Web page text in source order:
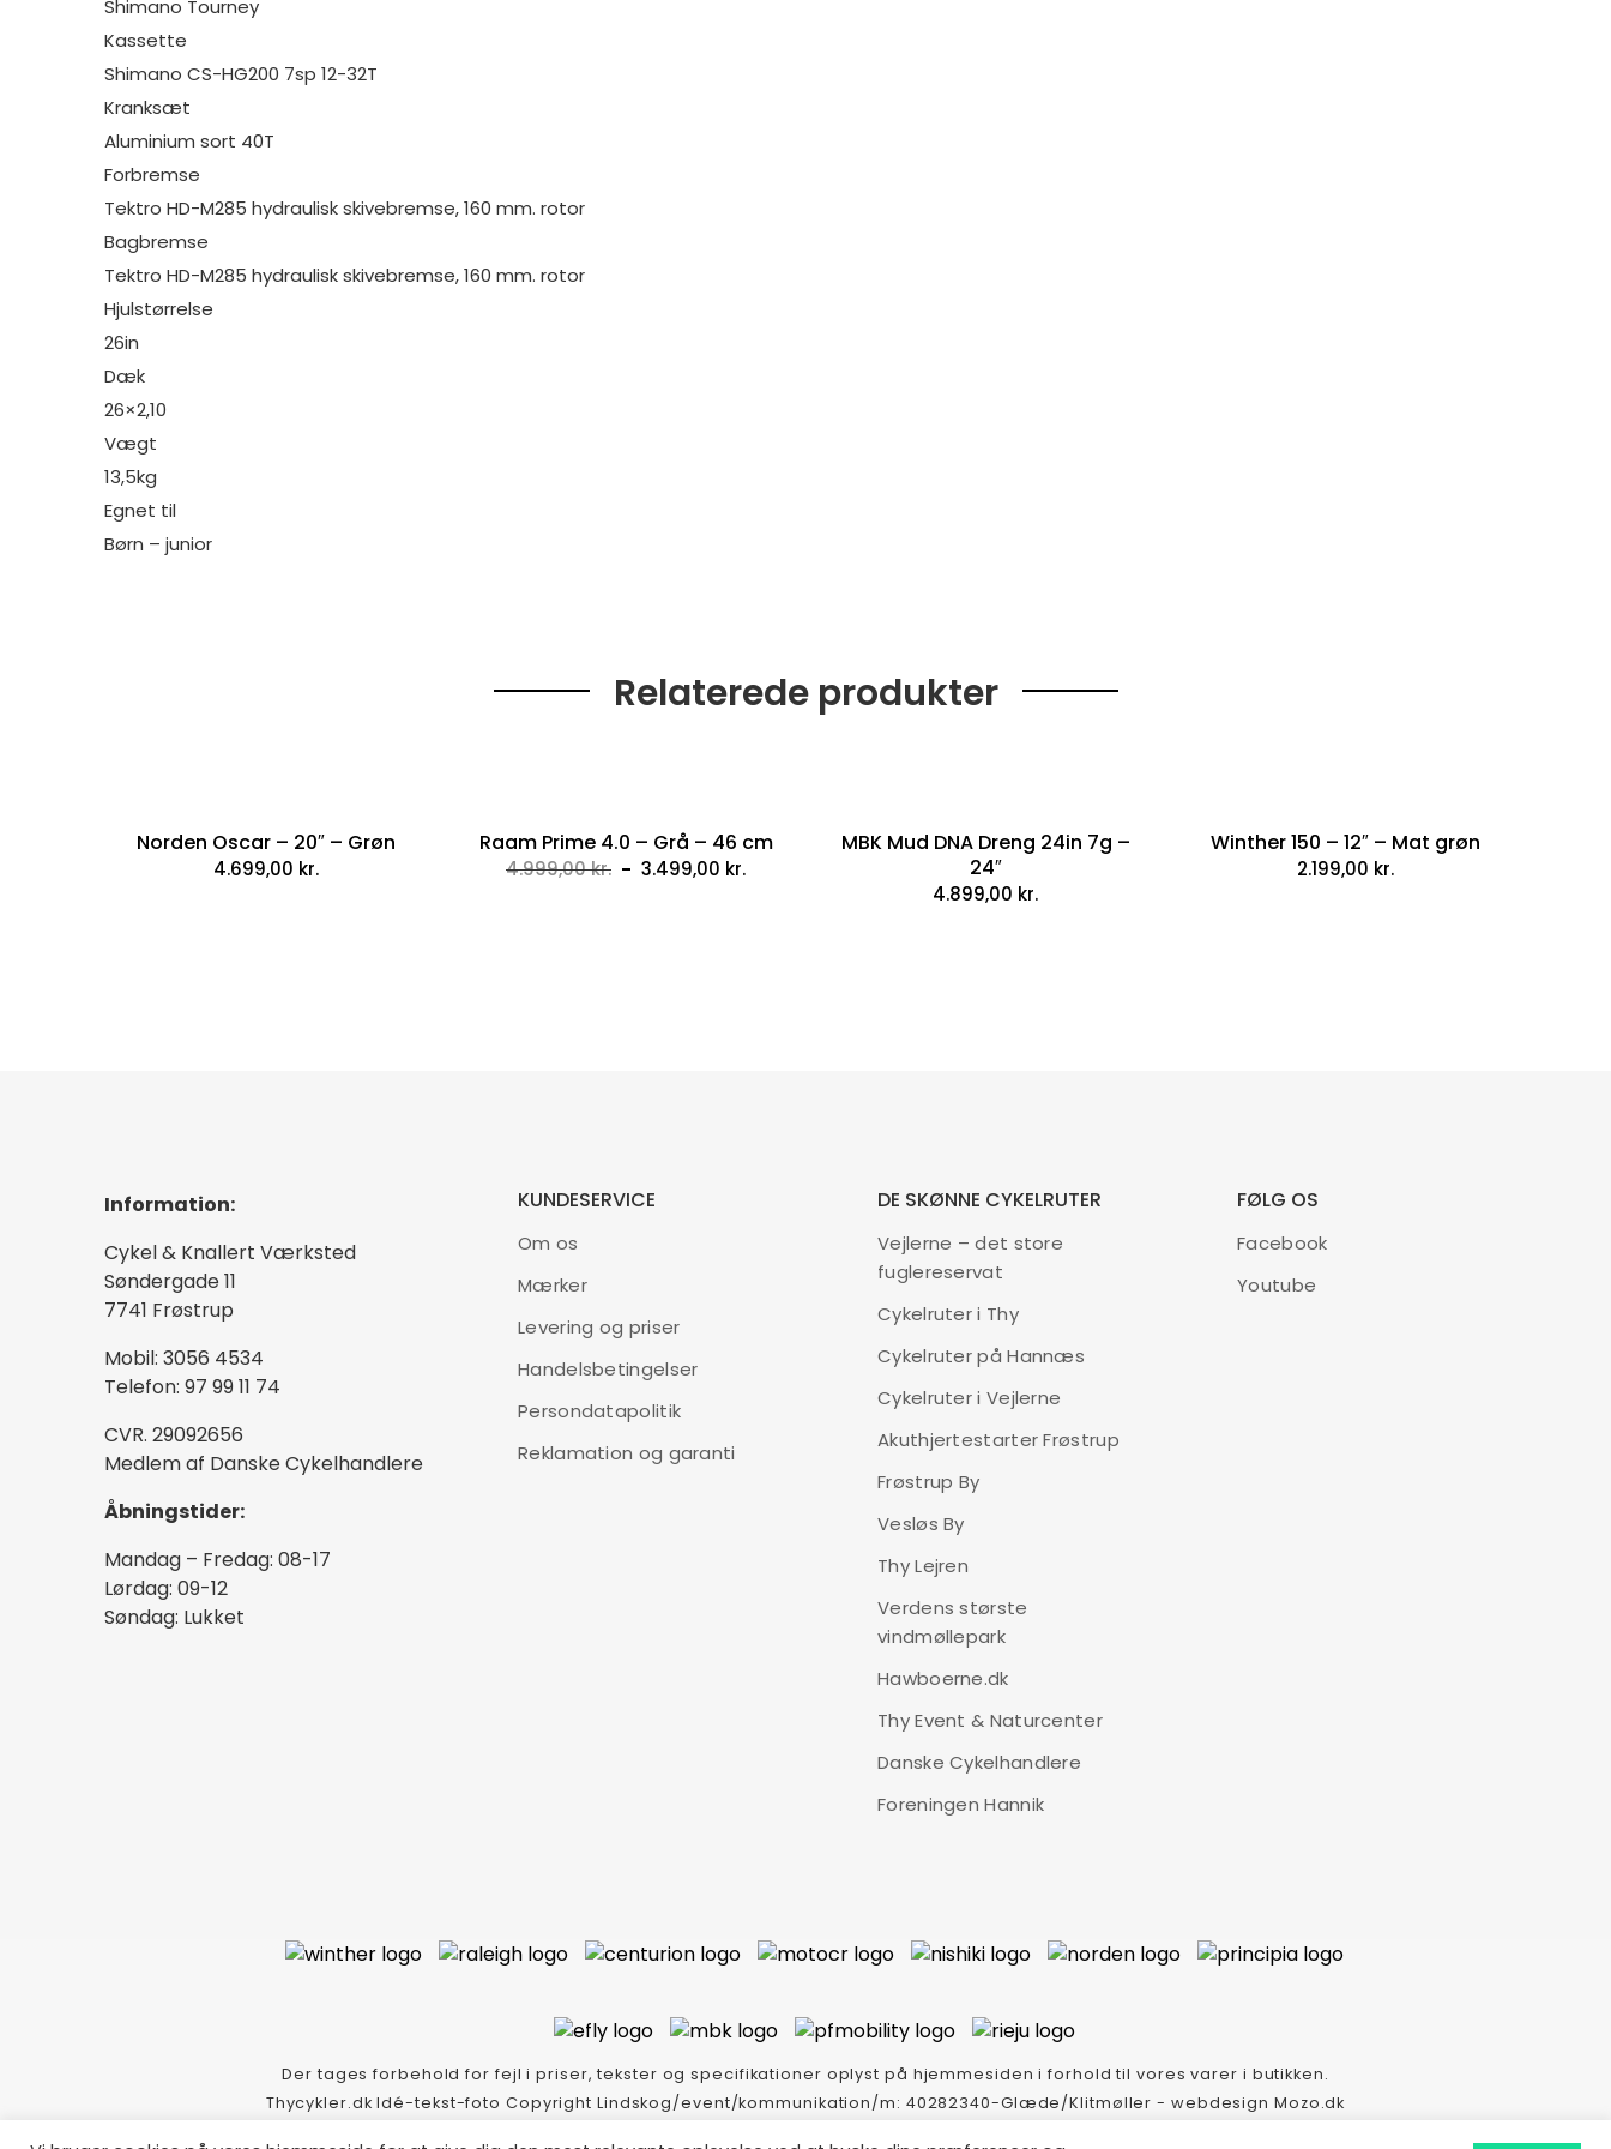
Shimano Tourney
Kassette
Shimano CS-HG200 7sp 12-32T
Kranksæt
Aluminium sort 40T
Forbremse
Tektro HD-M285 hydraulisk skivebremse, 160 mm. rotor
Bagbremse
Tektro HD-M285 hydraulisk skivebremse, 160 mm. rotor
Hjulstørrelse
26in
Dæk
26×2,10
Vægt
13,5kg
Egnet til
Børn – junior
Relaterede produkter
Norden Oscar – 20″ – Grøn
4.699,00 kr.
Raam Prime 4.0 – Grå – 46 cm
4.999,00kr.
Original
3.499,00 kr.
MBK Mud DNA Dreng 24in 7g –
24″
4.899,00 kr.
Winther 150 – 12″ – Mat grøn
2.199,00 kr.
Information:
Cykel & Knallert Værksted
Søndergade 11
7741 Frøstrup
Mobil: 3056 4534
Telefon: 97 99 11 74
CVR. 29092656
Medlem af Danske Cykelhandlere
Åbningstider:
Mandag – Fredag: 08-17
Lørdag: 09-12
Søndag: Lukket
KUNDESERVICE
Om os
Mærker
Levering og priser
Handelsbetingelser
Persondatapolitik
Reklamation og garanti
DE SKØNNE CYKELRUTER
Vejlerne – det store
fuglereservat
Cykelruter i Thy
Cykelruter på Hannæs
Cykelruter i Vejlerne
Akuthjertestarter Frøstrup
Frøstrup By
Vesløs By
Thy Lejren
Verdens største
vindmøllepark
Hawboerne.dk
Thy Event & Naturcenter
Danske Cykelhandlere
Foreningen Hannik
FØLG OS
Facebook
Youtube
Der tages forbehold for fejl i priser, tekster og specifikationer oplyst på hjemmesiden i forhold til vores varer i butikken.
Thycykler.dk Idé-tekst-foto Copyright Lindskog/event/kommunikation/m: 40282340-Glæde/Klitmøller - webdesign Mozo.dk